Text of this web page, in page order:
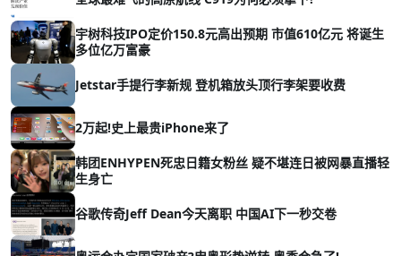
宇树科技IPO定价150.8元高出预期 市值610亿元 将诞生
多位亿万富豪
Jetstar手提行李新规 登机箱放头顶行李架要收费
2万起!史上最贵iPhone来了
韩团ENHYPEN死忠日籍女粉丝 疑不堪连日被网暴直播轻
生身亡
谷歌传奇Jeff Dean今天离职 中国AI下一秒交卷